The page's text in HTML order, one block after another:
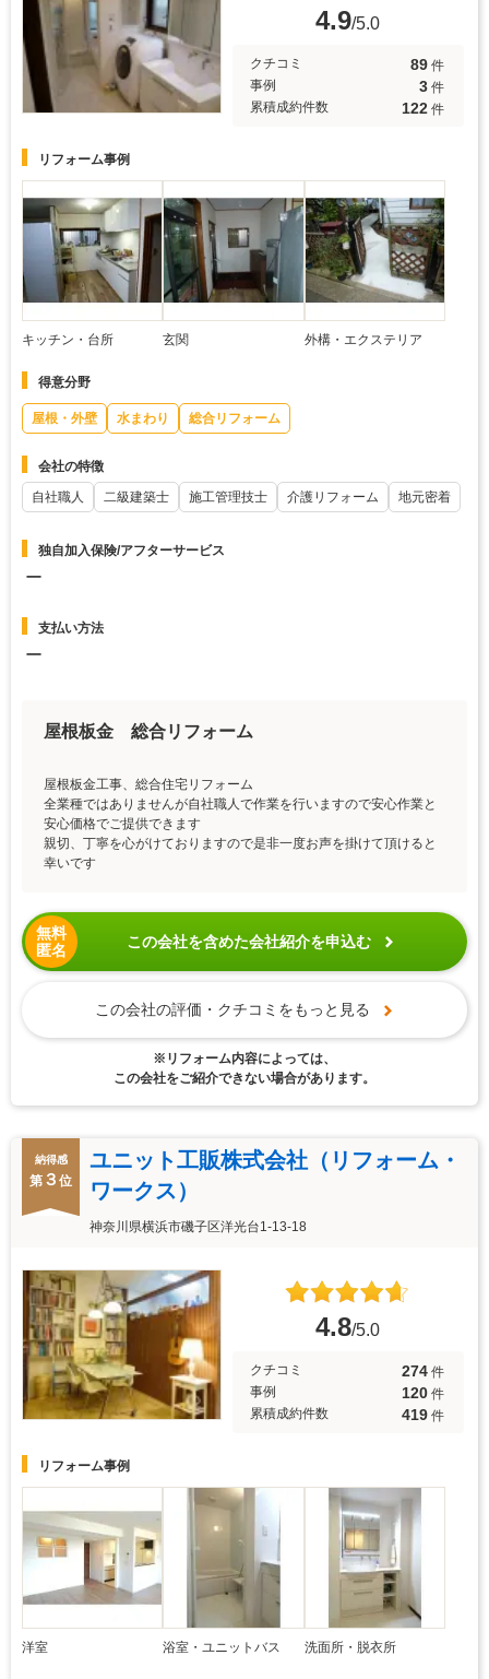
4.9/5.0
クチコミ 89 件
事例
3 件
累積成約件数
122 件
リフォーム事例
キッチン・台所 玄関 外構・エクステリア
得意分野
屋根・外壁 水まわり 総合リフォーム
会社の特徴
自社職人
二級建築士 施工管理技士 介護リフォーム 地元密着
独自加入保険/アフターサービス
ー
支払い方法
ー
屋根板金 総合リフォーム
屋根板金工事、総合住宅リフォーム
全業種ではありませんが自社職人で作業を行いますので安心作業と
安心価格でご提供できます
親切、丁寧を心がけておりますので是非一度お声を掛けて頂けると
幸いです
無料
匿名
この会社を含めた会社紹介を申込む
この会社の評価・クチコミをもっと見る
※リフォーム内容によっては、
この会社をご紹介できない場合があります。
納得感
第 ３ 位
ユニット工販株式会社（リフォーム・
ワークス）
神奈川県横浜市磯子区洋光台1-13-18
4.8/5.0
クチコミ 274 件
事例
120 件
累積成約件数
419 件
リフォーム事例
洋室 浴室・ユニットバス 洗面所・脱衣所